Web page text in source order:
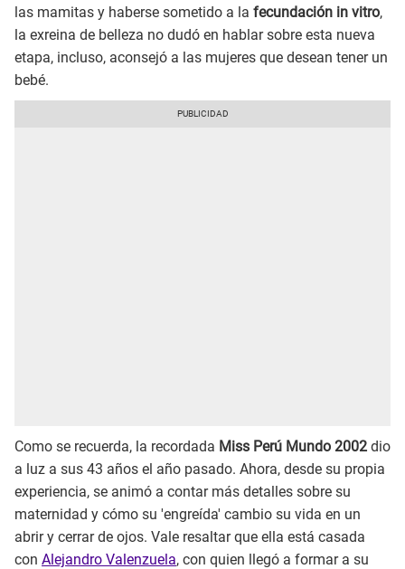
las mamitas y haberse sometido a la fecundación in vitro,
la exreina de belleza no dudó en hablar sobre esta nueva
etapa, incluso, aconsejó a las mujeres que desean tener un
bebé.
Como se recuerda, la recordada Miss Perú Mundo 2002 dio
a luz a sus 43 años el año pasado. Ahora, desde su propia
experiencia, se animó a contar más detalles sobre su
maternidad y cómo su 'engreída' cambio su vida en un
abrir y cerrar de ojos. Vale resaltar que ella está casada
con Alejandro Valenzuela, con quien llegó a formar a su